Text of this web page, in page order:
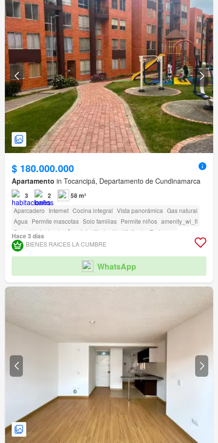
$ 180.000.000
Apartamento in Tocancipá, Departamento de Cundinamarca
3 2 58 m²
Aparcadero Internet Cocina integral Vista panorámica Gas natural
Agua Permite mascotas Solo familias Permite niños amenity_wi_fi
Seguridad privada
Área infantil Jardín Vigilante
Barbecue
Caseta de vigilancia Acceso para personas con discapacidad
Hace 3 días
BIENES RAICES LA CUMBRE
WhatsApp